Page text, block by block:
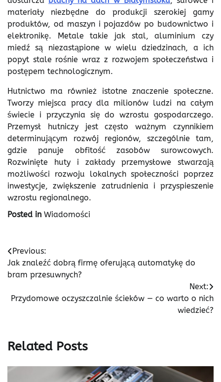
materiały niezbędne do produkcji szerokiej gamy
produktów, od maszyn i pojazdów po budownictwo i
elektronikę. Metale takie jak stal, aluminium czy
miedź są niezastąpione w wielu dziedzinach, a ich
popyt stale rośnie wraz z rozwojem społeczeństwa i
postępem technologicznym.
Hutnictwo ma również istotne znaczenie społeczne.
Tworzy miejsca pracy dla milionów ludzi na całym
świecie i przyczynia się do wzrostu gospodarczego.
Przemysł hutniczy jest często ważnym czynnikiem
determinującym rozwój regionów, szczególnie tam,
gdzie panuje obfitość zasobów surowcowych.
Rozwinięte huty i zakłady przemysłowe stwarzają
możliwości rozwoju lokalnych społeczności poprzez
inwestycje, zwiększenie zatrudnienia i przyspieszenie
wzrostu regionalnego.
Posted in Wiadomości
Nawigacja
wpisu
Previous:
Jak znaleźć dobrą firmę oferującą automatykę do
bram przesuwnych?
Next:
Przydomowe oczyszczalnie ścieków — co warto o nich
wiedzieć?
Related Posts